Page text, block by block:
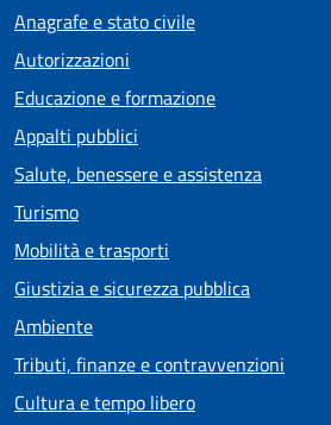
Anagrafe e stato civile
Autorizzazioni
Educazione e formazione
Appalti pubblici
Salute, benessere e assistenza
Turismo
Mobilità e trasporti
Giustizia e sicurezza pubblica
Ambiente
Tributi, finanze e contravvenzioni
Cultura e tempo libero